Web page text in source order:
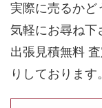
実際に売るかど
気軽にお尋ね下
出張見積無料
りしております。